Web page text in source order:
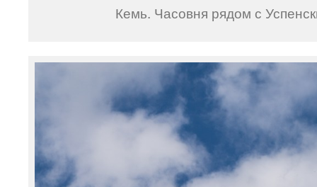
Кемь. Часовня рядом с